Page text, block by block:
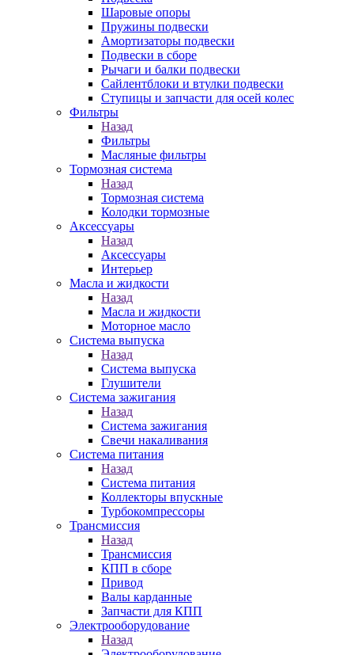
Шаровые опоры
Пружины подвески
Амортизаторы подвески
Подвески в сборе
Рычаги и балки подвески
Сайлентблоки и втулки подвески
Ступицы и запчасти для осей колес
Фильтры
Назад
Фильтры
Масляные фильтры
Тормозная система
Назад
Тормозная система
Колодки тормозные
Аксессуары
Назад
Аксессуары
Интерьер
Масла и жидкости
Назад
Масла и жидкости
Моторное масло
Система выпуска
Назад
Система выпуска
Глушители
Система зажигания
Назад
Система зажигания
Свечи накаливания
Система питания
Назад
Система питания
Коллекторы впускные
Турбокомпрессоры
Трансмиссия
Назад
Трансмиссия
КПП в сборе
Привод
Валы карданные
Запчасти для КПП
Электрооборудование
Назад